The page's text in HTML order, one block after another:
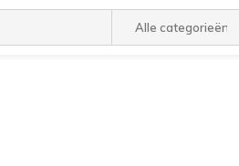
Alle categorieën